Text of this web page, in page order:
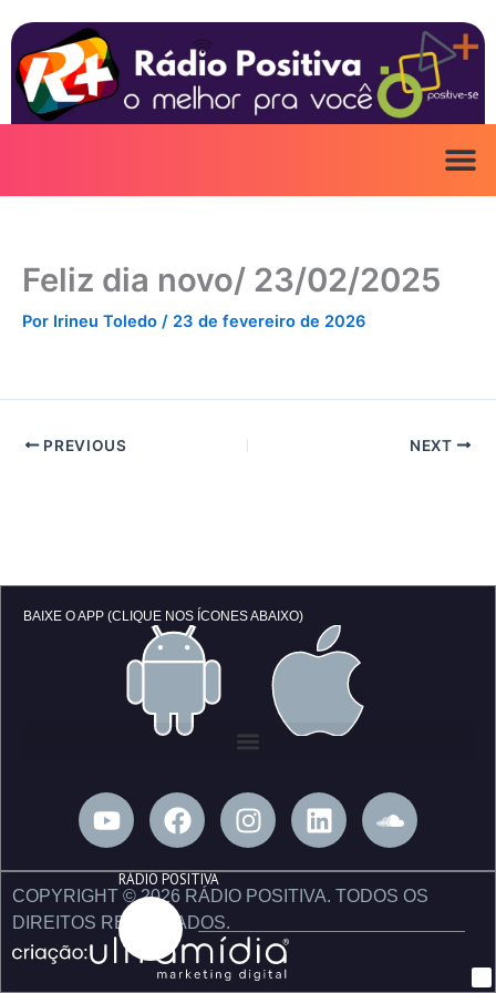
para
conteúdo
Feliz dia novo/ 23/02/2025
Por Irineu Toledo / 23 de fevereiro de 2026
PREVIOUS NEXT
BAIXE O APP (CLIQUE NOS ÍCONES ABAIXO)
Y
o
t
u
b
e
F
a
e
b
o
o
I
n
t
g
r
L
i
k
d
S
o
n
c
COPYRIGHT © 2026 RÁDIO POSITIVA. TODOS OS
DIREITOS RESERVADOS.
RÁDIO POSITIVA